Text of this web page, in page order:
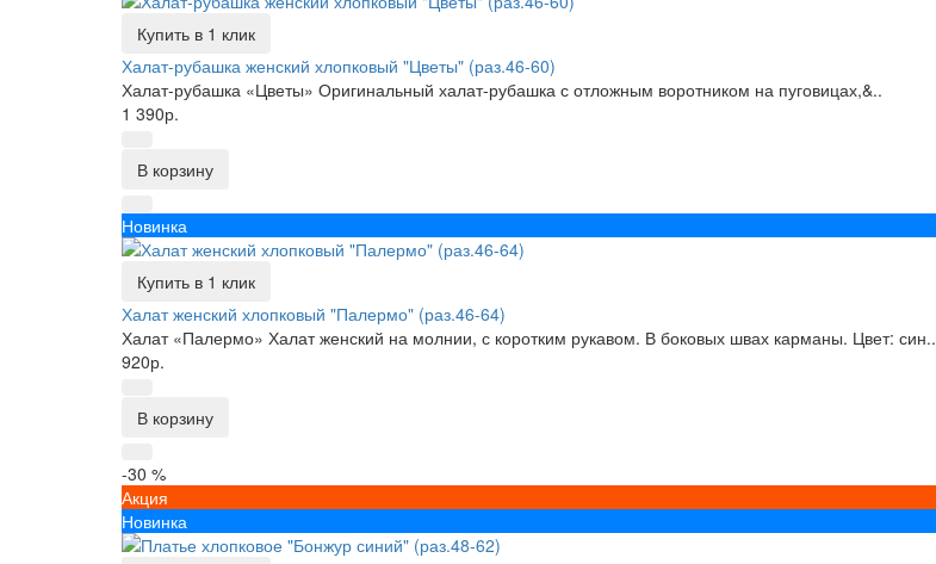
Купить в 1 клик
Халат-рубашка женский хлопковый "Цветы" (раз.46-60)
Халат-рубашка «Цветы» Оригинальный халат-рубашка с отложным воротником на пуговицах,&..
1 390р.
В корзину
Новинка
Купить в 1 клик
Халат женский хлопковый "Палермо" (раз.46-64)
Халат «Палермо» Халат женский на молнии, с коротким рукавом. В боковых швах карманы. Цвет: син..
920р.
В корзину
-30 %
Акция
Новинка